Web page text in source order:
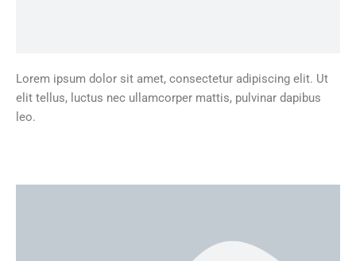
Lorem ipsum dolor sit amet, consectetur adipiscing elit. Ut
elit tellus, luctus nec ullamcorper mattis, pulvinar dapibus
leo.